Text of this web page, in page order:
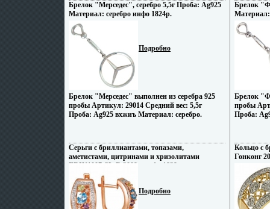
Брелок "Мерседес", серебро 5,5г Проба: Ag925
Материал: серебро инфо 1824p.
Подробно
Брелок "Мерседес" выполнен из серебра 925
пробы Артикул: 29014 Средний вес: 5,5г
Проба: Ag925 вхжиъ Материал: серебро.
Серьги с бриллиантами, топазами,
аметистами, цитринами и хризолитами
ERIN1007-SL-R 2009 г инфо 1829p.
Подробно
Брелок
Материал:
Брелок
пробы
Проба:
Кольцо с
Гонконг